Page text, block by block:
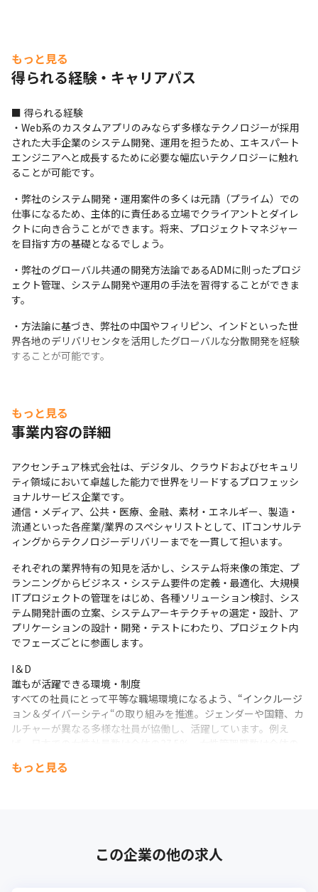
・世界中の案件担当者に、チャットやメールで気軽に技術
的な相談をすることが可能です
・男女ともに働きやすい職場づくりを目指して、制度整備
やカルチャー変革を推進しています
■ 教育体制
・24,000コース以上の豊富なオンライントレーニングで
実践的なスキルを磨くことが可能です
・海外オフィスに所属するネイティブスピーカー（英語）
社員が英語を教えるプログラム「Language Buddy
Program」を開催しています
・技術やソリューションに関するトレーニングや有志社員
・資格取得支援制度を導入しています
・全世界のプロジェクト事例を参照できるデータベース
「ナレッジエクスチェンジ」で、日本では導入例のない最
新技術を用いた事例を参照し、ノウハウを活用することが
可能です
もっと見る
得られる経験・キャリアパス
■ 得られる経験
・Web系のカスタムアプリのみならず多様なテクノロジーが採用
された大手企業のシステム開発、運用を担うため、エキスパート
エンジニアへと成長するために必要な幅広いテクノロジーに触れ
ることが可能です。
・弊社のシステム開発・運用案件の多くは元請（プライム）での
仕事になるため、主体的に責任ある立場でクライアントとダイレ
クトに向き合うことができます。将来、プロジェクトマネジャー
を目指す方の基礎となるでしょう。
・弊社のグローバル共通の開発方法論であるADMに則ったプロジ
ェクト管理、システム開発や運用の手法を習得することができま
す。
・方法論に基づき、弊社の中国やフィリピン、インドといった世
界各地のデリバリセンタを活用したグローバルな分散開発を経験
することが可能です。
もっと見る
事業内容の詳細
アクセンチュア株式会社は、デジタル、クラウドおよびセキュリ
ティ領域において卓越した能力で世界をリードするプロフェッシ
ョナルサービス企業です。
通信・メディア、公共・医療、金融、素材・エネルギー、製造・
流通といった各産業/業界のスペシャリストとして、ITコンサルテ
ィングからテクノロジーデリバリーまでを一貫して担います。
それぞれの業界特有の知見を活かし、システム将来像の策定、プ
ランニングからビジネス・システム要件の定義・最適化、大規模
ITプロジェクトの管理をはじめ、各種ソリューション検討、シス
テム開発計画の立案、システムアーキテクチャの選定・設計、ア
プリケーションの設計・開発・テストにわたり、プロジェクト内
でフェーズごとに参画します。
I＆D
誰もが活躍できる環境・制度
すべての社員にとって平等な職場環境になるよう、“インクルージ
ョン＆ダイバーシティ“の取り組みを推進。ジェンダーや国籍、カ
ルチャーが異なる多様な社員が協働し、活躍しています。例え
LGBTI企業行動基準を支持し職場環境におけるインクルージョン
独自の働き方改革を進めています
全社員イノベーション活動として展開されている、組織風土改革
もっと見る
この企業の他の求人